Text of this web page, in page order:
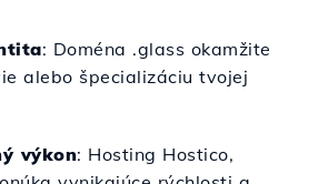
: Doména .glass okamžite
alebo špecializáciu tvojej
výkon: Hosting Hostico,